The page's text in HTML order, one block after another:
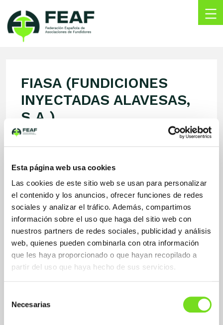
Esta página web usa cookies
Las cookies de este sitio web se usan para personalizar
el contenido y los anuncios, ofrecer funciones de redes
sociales y analizar el tráfico. Además, compartimos
información sobre el uso que haga del sitio web con
nuestros partners de redes sociales, publicidad y análisis
web, quienes pueden combinarla con otra información
que les haya proporcionado o que hayan recopilado a
partir del uso que haya hecho de sus servicios.
Necesarias
content
Asociaciones
Fundidores
FIASA (FUNDICIONES
INYECTADAS ALAVESAS,
S.A.)
Pol. Ind. Subillabide. C/ La Haya 12
01230, NANCLARES DE LA OCA
info@fiasa.es
www.fiasa.es/es/
945361802
Aplicaciones Fundición No Férrea